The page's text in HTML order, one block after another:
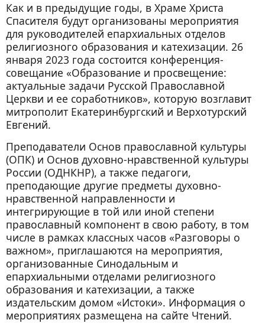
Как и в предыдущие годы, в Храме Христа
Спасителя будут организованы мероприятия
для руководителей епархиальных отделов
религиозного образования и катехизации. 26
января 2023 года состоится конференция-
совещание «Образование и просвещение:
актуальные задачи Русской Православной
Церкви и ее соработников», которую возглавит
митрополит Екатеринбургский и Верхотурский
Евгений.
Преподаватели Основ православной культуры
(ОПК) и Основ духовно-нравственной культуры
России (ОДНКНР), а также педагоги,
преподающие другие предметы духовно-
нравственной направленности и
интегрирующие в той или иной степени
православный компонент в свою работу, в том
числе в рамках классных часов «Разговоры о
важном», приглашаются на мероприятия,
организованные Синодальным и
епархиальными отделами религиозного
образования и катехизации, а также
издательским домом «Истоки». Информация о
мероприятиях размещена на сайте Чтений.